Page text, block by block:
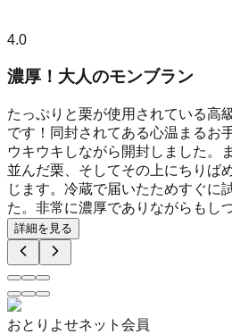
4.0
濃厚！大人のモンブラン
たっぷりと栗が使用されている高
です！同封されてある心温まるお
ウキウキしながら開封しました。
並んだ栗、そしてその上にちりば
じます。冷蔵で届いたためすぐに
た。非常に濃厚でありながらもし
詳細を見る
おとりよせネット会員